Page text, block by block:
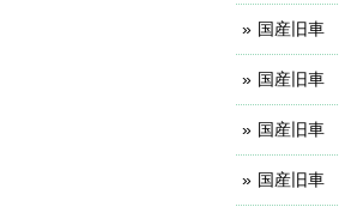
国産旧車
国産旧車
国産旧車
国産旧車